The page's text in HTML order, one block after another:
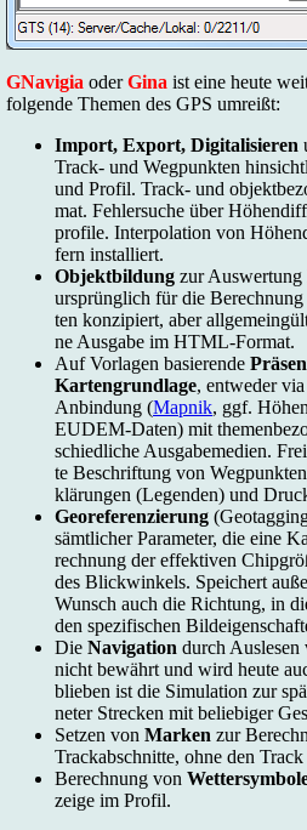
GNavigia oderGina ist ei­ne heu­te
fol­gen­de The­men des GPS um­reißt:
Im­port, Ex­port, Di­gi­ta­li­sie­ren
Track- und Weg­punk­ten
und Pro­fil. Track- und
mat. Feh­ler­su­che über
pro­fi­le. In­ter­po­la­ti­on von
fern in­stal­liert.
Ob­jekt­bil­dung zur Aus­wer­tung
ur­sprüng­lich für die
ten kon­zi­piert, aber
ne Aus­ga­be im HTML-For­mat.
Auf Vor­la­gen ba­sie­ren­de
Kar­ten­grund­la­ge, ent­we­der
Anbin­dung (Map­nik, ggf.
EUDEM-Daten) mit
schied­li­che Aus­ga­be­me­di­en.
te Be­schrif­tung von
klä­run­gen (Le­gen­den) und
Geo­re­fe­ren­zie­rung
sämt­li­cher Pa­ra­me­ter, die ei­ne
rech­nung der ef­fek­ti­ven
des Blick­win­kels. Spei­chert
Wunsch auch die Rich­tung, in
den spe­zi­fi­schen
Die Na­vi­ga­ti­on durch
nicht be­währt und wird heu­te
blie­ben ist die Si­mu­la­ti­on zur
ne­ter Stre­cken mit be­lie­bi­ger
Set­zen von Mar­ken zur
Trackab­schnit­te, oh­ne den
Be­rech­nung von
zei­ge im Pro­fil.